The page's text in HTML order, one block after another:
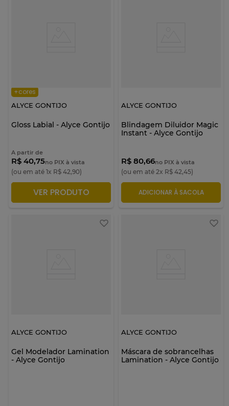
+cores
ALYCE GONTIJO
Gloss Labial - Alyce Gontijo
A partir de
R$ 40,75no PIX à vista
(ou em até 1x R$ 42,90)
ADICIONAR À SACOLA
VER PRODUTO
ALYCE GONTIJO
Blindagem Diluidor Magic
Instant - Alyce Gontijo
R$ 80,66no PIX à vista
(ou em até 2x R$ 42,45)
ADICIONAR À SACOLA
ALYCE GONTIJO
Gel Modelador Lamination
- Alyce Gontijo
ALYCE GONTIJO
Máscara de sobrancelhas
Lamination - Alyce Gontijo